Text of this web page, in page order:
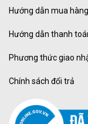
Hướng dẫn mua hàng
Hướng dẫn thanh
Phương thức giao
Chính sách đổi trả